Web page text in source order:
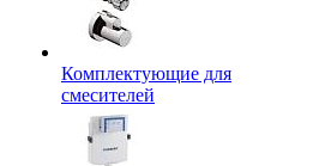
Комплектующие для
смесителей